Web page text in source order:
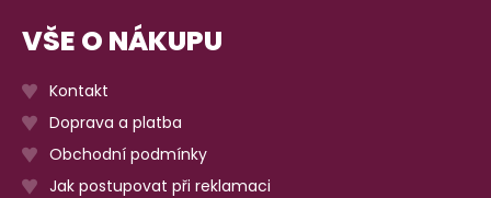
VŠE O NÁKUPU
Kontakt
Doprava a platba
Obchodní podmínky
Jak postupovat při reklamaci